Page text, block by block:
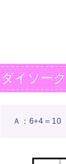
ダイソー
Ａ：6+4＝10